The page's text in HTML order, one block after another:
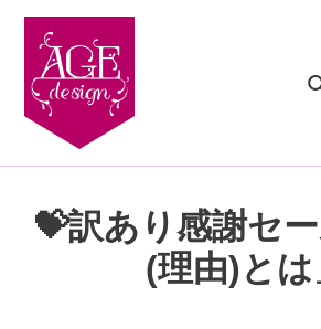
💝訳あり感謝セ
(理由)とは